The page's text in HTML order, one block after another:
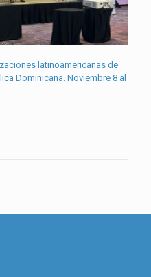
latinoamericanas de
Dominicana. Noviembre 8 al